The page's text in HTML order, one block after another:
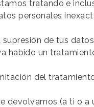
tratando e
personales
de tus
habido un
del
devolvamos (a ti o